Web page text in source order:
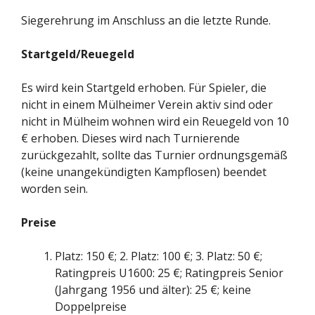
Siegerehrung im Anschluss an die letzte Runde.
Startgeld/Reuegeld
Es wird kein Startgeld erhoben. Für Spieler, die
nicht in einem Mülheimer Verein aktiv sind oder
nicht in Mülheim wohnen wird ein Reuegeld von 10
€ erhoben. Dieses wird nach Turnierende
zurückgezahlt, sollte das Turnier ordnungsgemäß
(keine unangekündigten Kampflosen) beendet
worden sein.
Preise
Platz: 150 €; 2. Platz: 100 €; 3. Platz: 50 €;
Ratingpreis U1600: 25 €; Ratingpreis Senior
(Jahrgang 1956 und älter): 25 €; keine
Doppelpreise